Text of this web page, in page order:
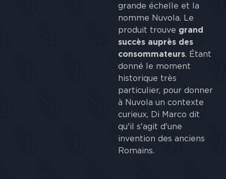
grande échelle et la
nomme Nuvola. Le
produit trouve grand
succès auprès des
consommateurs. Étant
donné le moment
historique très
particulier, pour donner
à Nuvola un contexte
curieux, Di Marco dit
qu'il s'agit d'une
invention des anciens
Romains.